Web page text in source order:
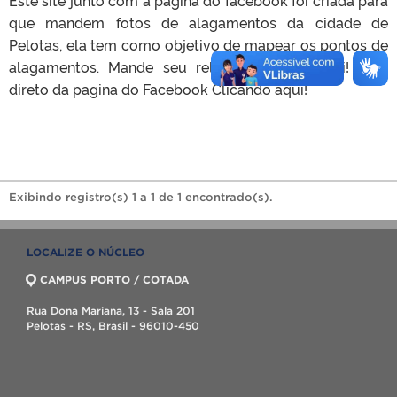
que mandem fotos de alagamentos da cidade de
Pelotas, ela tem como objetivo de mapear os pontos de
alagamentos. Mande seu relato, Clicando aqui! , ou
direto da pagina do Facebook Clicando aqui!
Exibindo registro(s) 1 a 1 de 1 encontrado(s).
LOCALIZE O NÚCLEO
CAMPUS PORTO / COTADA
Rua Dona Mariana, 13 - Sala 201
Pelotas - RS, Brasil - 96010-450